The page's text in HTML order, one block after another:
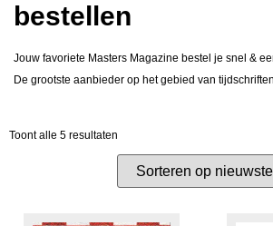
bestellen
Jouw favoriete Masters Magazine bestel je snel &
De grootste aanbieder op het gebied van
Toont alle 5 resultaten